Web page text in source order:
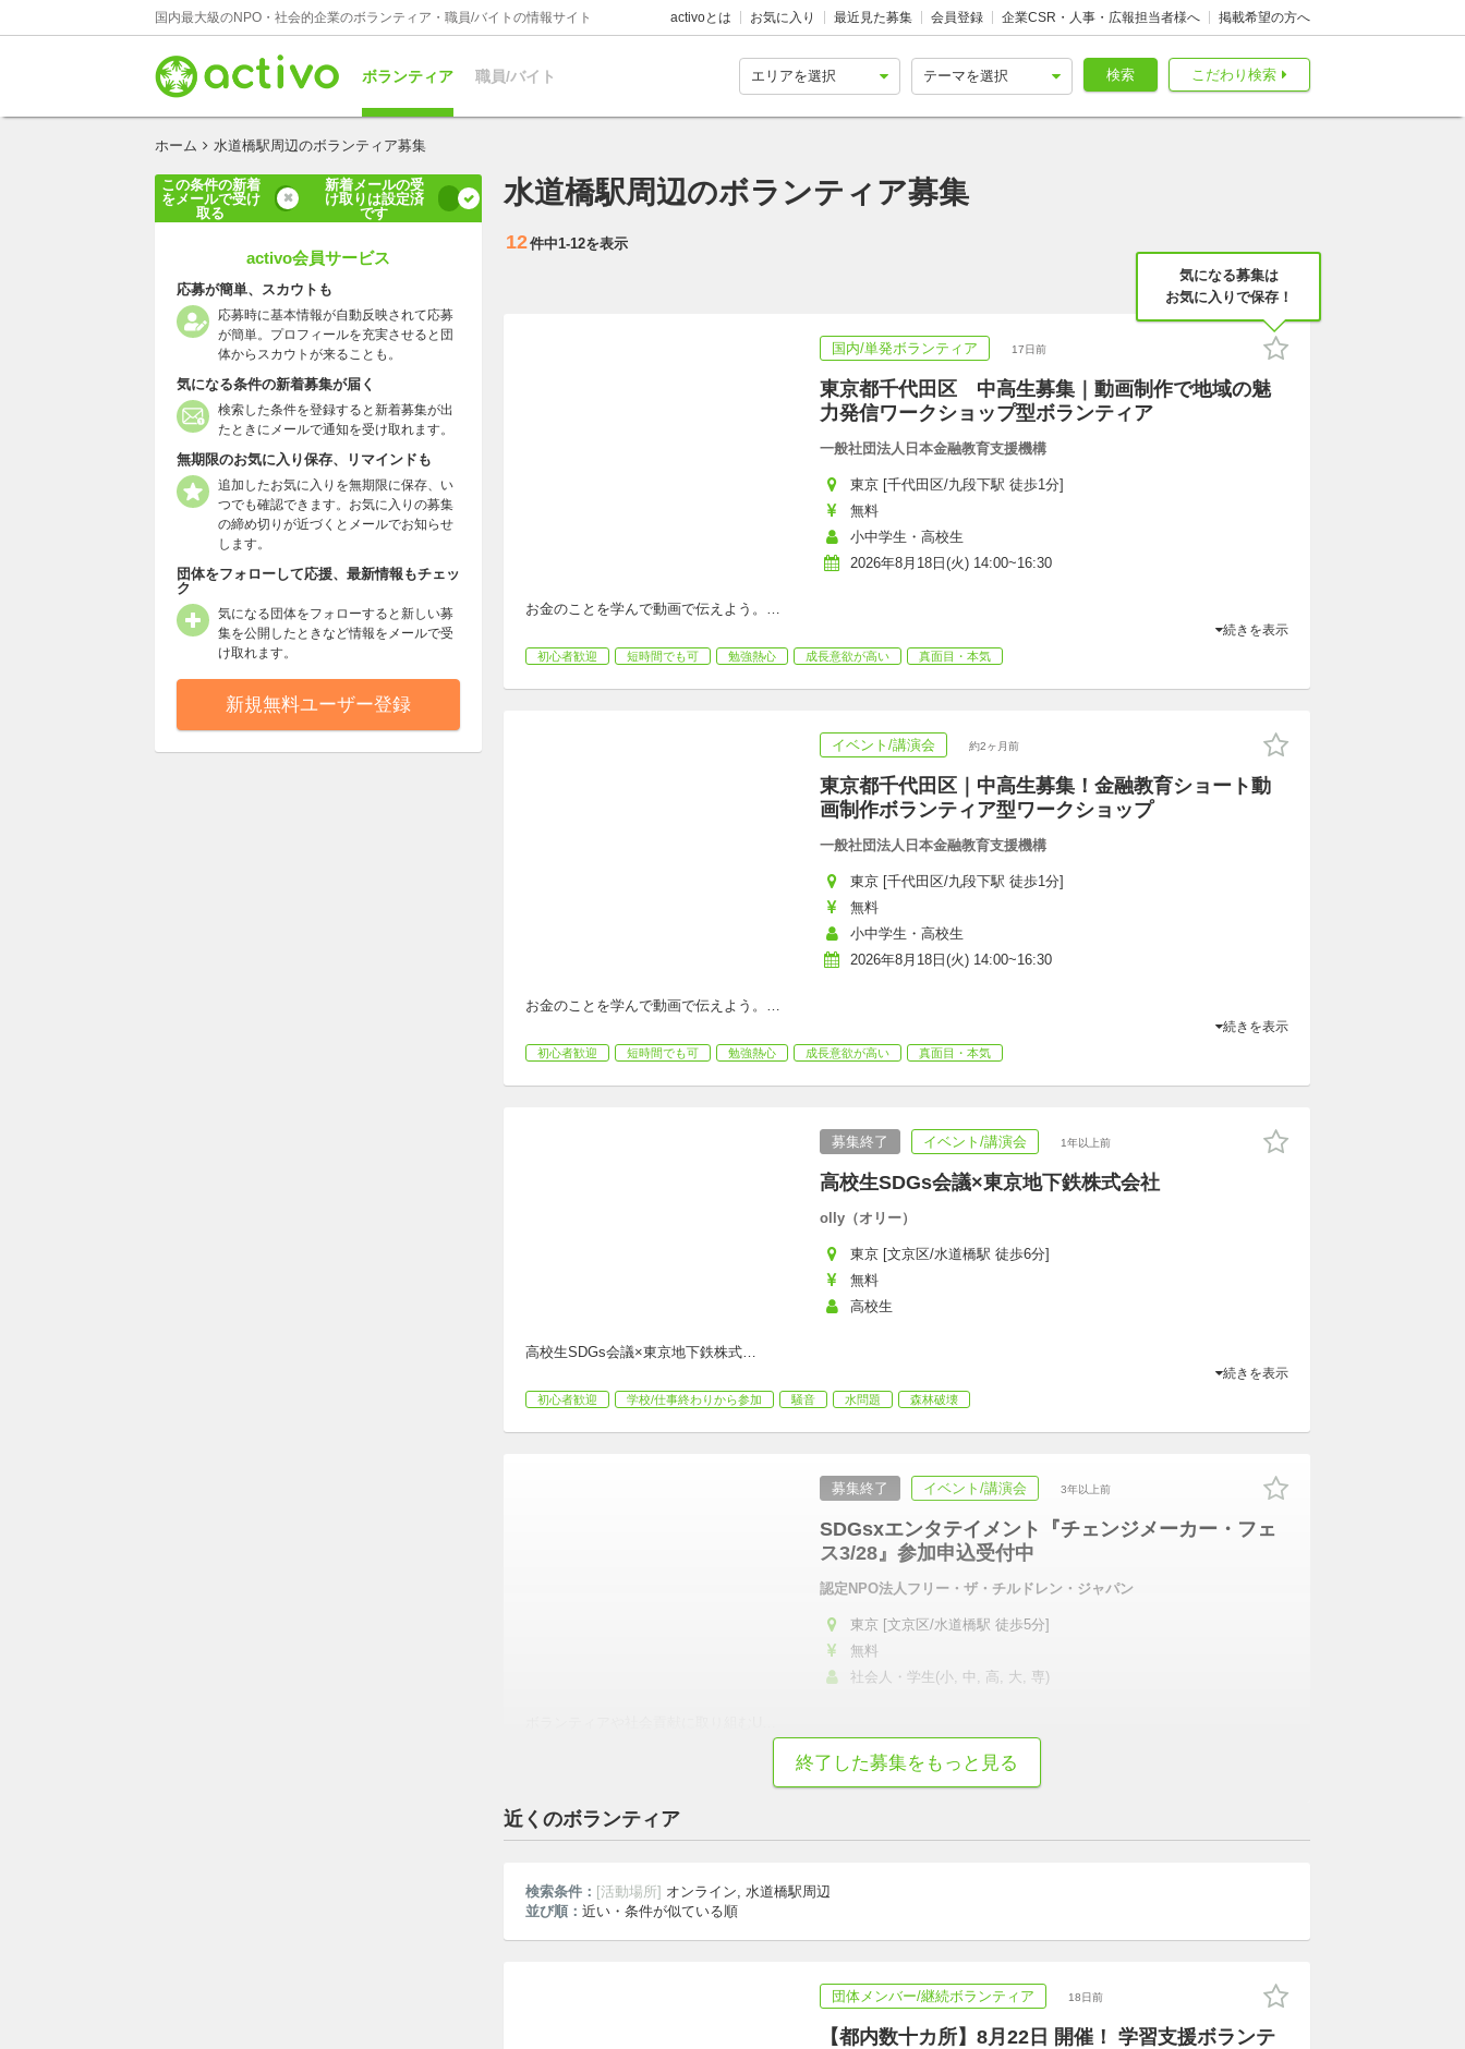
国内最大級のNPO・社会的企業のボランティア・職員/バイトの情報サイト activoとは お気に入り 最近見た募集 会員登録 企業CSR・人事・広報担当者様へ 掲載希望の方へ
ボランティア 職員/バイト こだわり検索
検索
ホーム 水道橋駅周辺のボランティア募集
水道橋駅周辺のボランティア募集
12件中1-12を表示
気になる募集は
お気に入りで保存！
国内/単発ボランティア 17日前
東京都千代田区 中高生募集｜動画制作で地域の魅
力発信ワークショップ型ボランティア
一般社団法人日本金融教育支援機構
東京 [千代田区/九段下駅 徒歩1分]
無料
小中学生・高校生
2026年8月18日(火) 14:00~16:30
お金のことを学んで動画で伝えよう。 …
続きを表示
初心者歓迎 短時間でも可 勉強熱心 成長意欲が高い 真面目・本気
イベント/講演会 約2ヶ月前
東京都千代田区｜中高生募集！金融教育ショート動
画制作ボランティア型ワークショップ
一般社団法人日本金融教育支援機構
東京 [千代田区/九段下駅 徒歩1分]
無料
小中学生・高校生
2026年8月18日(火) 14:00~16:30
お金のことを学んで動画で伝えよう。 …
続きを表示
初心者歓迎 短時間でも可 勉強熱心 成長意欲が高い 真面目・本気
募集終了 イベント/講演会 1年以上前
高校生SDGs会議×東京地下鉄株式会社
olly（オリー）
東京 [文京区/水道橋駅 徒歩6分]
無料
高校生
高校生SDGs会議×東京地下鉄株式…
続きを表示
初心者歓迎 学校/仕事終わりから参加 騒音 水問題 森林破壊
募集終了 イベント/講演会 3年以上前
SDGsxエンタテイメント『チェンジメーカー・フェ
ス3/28』参加申込受付中
認定NPO法人フリー・ザ・チルドレン・ジャパン
東京 [文京区/水道橋駅 徒歩5分]
無料
社会人・学生(小, 中, 高, 大, 専)
終了した募集をもっと見る
近くのボランティア
検索条件： [活動場所] オンライン, 水道橋駅周辺
並び順： 近い・条件が似ている順
団体メンバー/継続ボランティア 18日前
【都内数十カ所】8月22日 開催！ 学習支援ボランテ
この条件の新着
をメールで受け
取る
新着メールの受
け取りは設定済
です
activo会員サービス
応募が簡単、スカウトも
応募時に基本情報が自動反映されて応募
が簡単。プロフィールを充実させると団
体からスカウトが来ることも。
気になる条件の新着募集が届く
検索した条件を登録すると新着募集が出
たときにメールで通知を受け取れます。
無期限のお気に入り保存、リマインドも
追加したお気に入りを無期限に保存、い
つでも確認できます。お気に入りの募集
の締め切りが近づくとメールでお知らせ
します。
団体をフォローして応援、最新情報もチェッ
ク
気になる団体をフォローすると新しい募
集を公開したときなど情報をメールで受
け取れます。
新規無料ユーザー登録